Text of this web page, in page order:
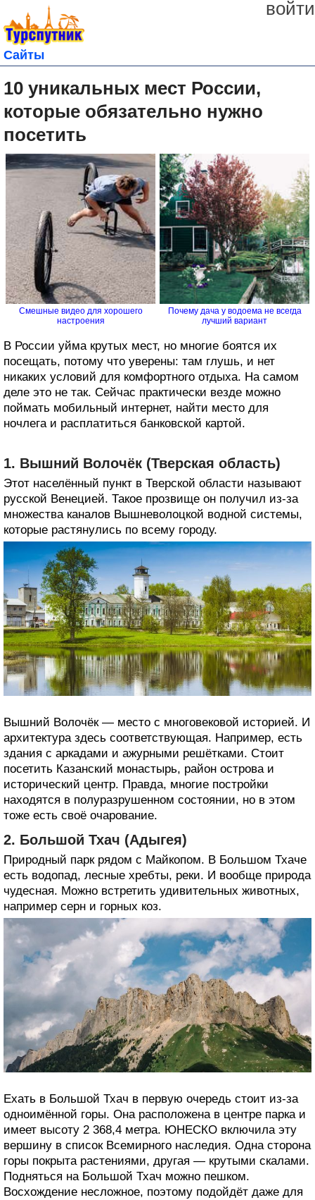
войти
Сайты
10 уникальных мест России,
которые обязательно нужно
посетить
Смешные видео для хорошего
настроения
Почему дача у водоема не всегда
лучший вариант
В России уйма крутых мест, но многие боятся их
посещать, потому что уверены: там глушь, и нет
никаких условий для комфортного отдыха. На самом
деле это не так. Сейчас практически везде можно
поймать мобильный интернет, найти место для
ночлега и расплатиться банковской картой.
1. Вышний Волочёк (Тверская область)
Этот населённый пункт в Тверской области называют
русской Венецией. Такое прозвище он получил из‑за
множества каналов Вышневолоцкой водной системы,
которые растянулись по всему городу.
Вышний Волочёк — место с многовековой историей. И
архитектура здесь соответствующая. Например, есть
здания с аркадами и ажурными решётками. Стоит
посетить Казанский монастырь, район острова и
исторический центр. Правда, многие постройки
находятся в полуразрушенном состоянии, но в этом
тоже есть своё очарование.
2. Большой Тхач (Адыгея)
Природный парк рядом с Майкопом. В Большом Тхаче
есть водопад, лесные хребты, реки. И вообще природа
чудесная. Можно встретить удивительных животных,
например серн и горных коз.
Ехать в Большой Тхач в первую очередь стоит из‑за
одноимённой горы. Она расположена в центре парка и
имеет высоту 2 368,4 метра. ЮНЕСКО включила эту
вершину в список Всемирного наследия. Одна сторона
горы покрыта растениями, другая — крутыми скалами.
Подняться на Большой Тхач можно пешком.
Восхождение несложное, поэтому подойдёт даже для